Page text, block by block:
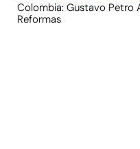
Colombia: Gustavo Petro
Reformas